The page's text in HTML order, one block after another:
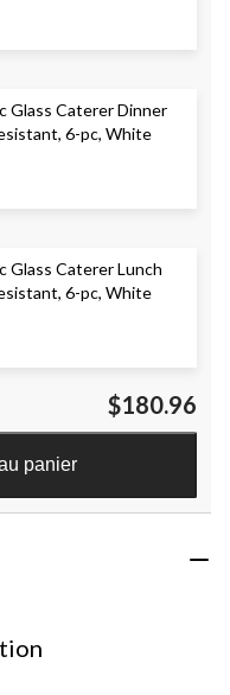
Glass Caterer Dinner
6-pc, White
Glass Caterer Lunch
6-pc, White
$180.96
panier